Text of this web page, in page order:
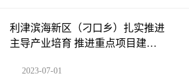
利津滨海新区（刁口乡）扎实推进
主导产业培育 推进重点项目建设
2023-07-01